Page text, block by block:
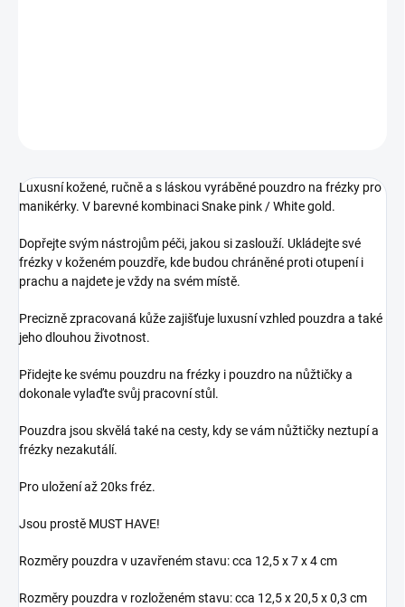
Luxusní kožené, ručně a s láskou vyráběné pouzdro na frézky pro
manikérky. V barevné kombinaci Snake pink / White gold.
Dopřejte svým nástrojům péči, jakou si zaslouží. Ukládejte své
frézky v koženém pouzdře, kde budou chráněné proti otupení i
prachu a najdete je vždy na svém místě.
Precizně zpracovaná kůže zajišťuje luxusní vzhled pouzdra a také
jeho dlouhou životnost.
Přidejte ke svému pouzdru na frézky i pouzdro na nůžtičky a
dokonale vylaďte svůj pracovní stůl.
Pouzdra jsou skvělá také na cesty, kdy se vám nůžtičky neztupí a
frézky nezakutálí.
Pro uložení až 20ks fréz.
Jsou prostě MUST HAVE!
Rozměry pouzdra v uzavřeném stavu: cca 12,5 x 7 x 4 cm
Rozměry pouzdra v rozloženém stavu: cca 12,5 x 20,5 x 0,3 cm